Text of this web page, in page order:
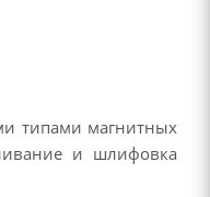
типами магнитных
и шлифовка